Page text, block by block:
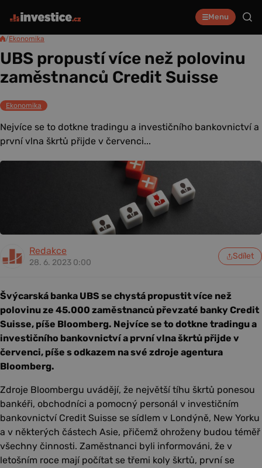
Menu
/Ekonomika
UBS propustí více než polovinu
zaměstnanců Credit Suisse
Ekonomika
Nejvíce se to dotkne tradingu a investičního bankovnictví a
první vlna škrtů přijde v červenci...
Redakce
28. 6. 2023 0:00
Sdílet
Švýcarská banka UBS se chystá propustit více než
polovinu ze 45.000 zaměstnanců převzaté banky Credit
Suisse, píše Bloomberg. Nejvíce se to dotkne tradingu a
investičního bankovnictví a první vlna škrtů přijde v
červenci, píše s odkazem na své zdroje agentura
Bloomberg.
Zdroje Bloombergu uvádějí, že největší tíhu škrtů ponesou
bankéři, obchodníci a pomocný personál v investičním
bankovnictví Credit Suisse se sídlem v Londýně, New Yorku
a v některých částech Asie, přičemž ohroženy budou téměř
všechny činnosti. Zaměstnanci byli informováni, že v
letošním roce mají počítat se třemi koly škrtů, první se